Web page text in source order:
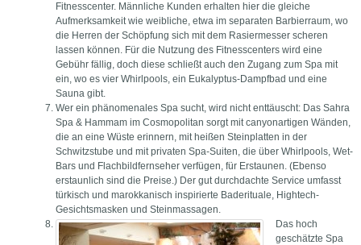
Fitnesscenter. Männliche Kunden erhalten hier die gleiche
Aufmerksamkeit wie weibliche, etwa im separaten Barbierraum, wo
die Herren der Schöpfung sich mit dem Rasiermesser scheren
lassen können. Für die Nutzung des Fitnesscenters wird eine
Gebühr fällig, doch diese schließt auch den Zugang zum Spa mit
ein, wo es vier Whirlpools, ein Eukalyptus-Dampfbad und eine
Sauna gibt.
Wer ein phänomenales Spa sucht, wird nicht enttäuscht: Das Sahra
Spa & Hammam im Cosmopolitan sorgt mit canyonartigen Wänden,
die an eine Wüste erinnern, mit heißen Steinplatten in der
Schwitzstube und mit privaten Spa-Suiten, die über Whirlpools, Wet-
Bars und Flachbildfernseher verfügen, für Erstaunen. (Ebenso
erstaunlich sind die Preise.) Der gut durchdachte Service umfasst
türkisch und marokkanisch inspirierte Baderituale, Hightech-
Gesichtsmasken und Steinmassagen.
Das hoch
geschätzte Spa